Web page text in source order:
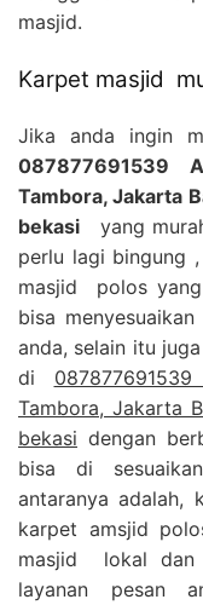
masjid.
Karpet masjid
Jika anda ingin
087877691539
Tambora, Jakarta
bekasi yang
perlu lagi bingung
masjid polos
bisa
anda, selain itu
di
Tambora, Jakarta
bekasi dengan
bisa di
antaranya adalah,
karpet amsjid
masjid lokal dan
layanan pesan